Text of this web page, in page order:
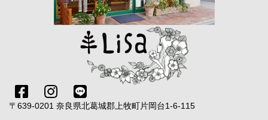
〒639-0201 奈良県北葛城郡上牧町片岡台1-6-115